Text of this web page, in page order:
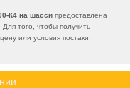
К4 на шасси предоставлена
того, чтобы получить
или условия постаки,